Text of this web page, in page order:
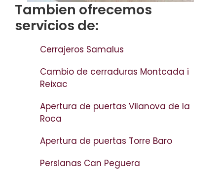
Tambien ofrecemos
servicios de:
Cerrajeros Samalus
Cambio de cerraduras Montcada i
Reixac
Apertura de puertas Vilanova de la
Roca
Apertura de puertas Torre Baro
Persianas Can Peguera